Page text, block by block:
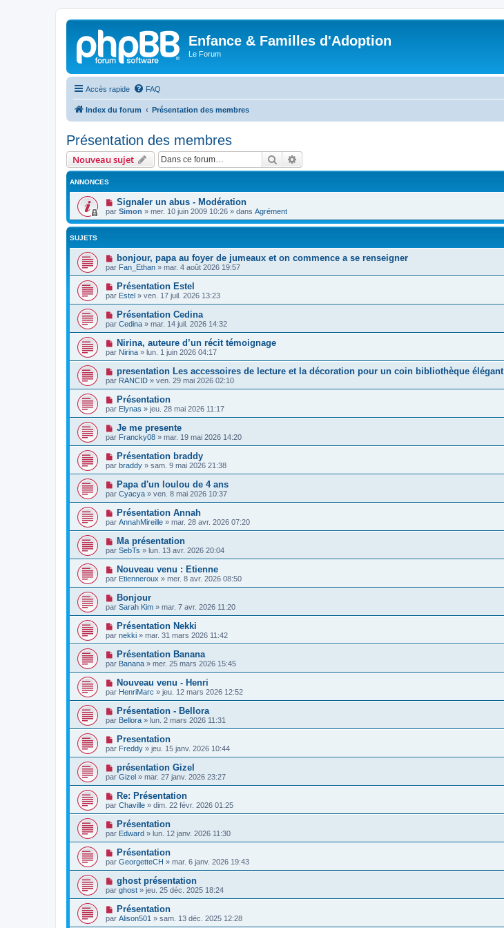
Enfance & Familles d'Adoption
Le Forum
Accès rapide FAQ
Index du forum Présentation des membres
Présentation des membres
Nouveau sujet Rechercher
ANNONCES
Signaler un abus - Modération
par Simon » mer. 10 juin 2009 10:26 » dans Agrément
SUJETS
bonjour, papa au foyer de jumeaux et on commence a se renseigner
par Fan_Ethan » mar. 4 août 2026 19:57
Présentation Estel
par Estel » ven. 17 juil. 2026 13:23
Présentation Cedina
par Cedina » mar. 14 juil. 2026 14:32
Nirina, auteure d’un récit témoignage
par Nirina » lun. 1 juin 2026 04:17
presentation Les accessoires de lecture et la décoration pour un coin bibliothèque élégant
par RANCID » ven. 29 mai 2026 02:10
Présentation
par Elynas » jeu. 28 mai 2026 11:17
Je me presente
par Francky08 » mar. 19 mai 2026 14:20
Présentation braddy
par braddy » sam. 9 mai 2026 21:38
Papa d'un loulou de 4 ans
par Cyacya » ven. 8 mai 2026 10:37
Présentation Annah
par AnnahMireille » mar. 28 avr. 2026 07:20
Ma présentation
par SebTs » lun. 13 avr. 2026 20:04
Nouveau venu : Etienne
par Etienneroux » mer. 8 avr. 2026 08:50
Bonjour
par Sarah Kim » mar. 7 avr. 2026 11:20
Présentation Nekki
par nekki » mar. 31 mars 2026 11:42
Présentation Banana
par Banana » mer. 25 mars 2026 15:45
Nouveau venu - Henri
par HenriMarc » jeu. 12 mars 2026 12:52
Présentation - Bellora
par Bellora » lun. 2 mars 2026 11:31
Presentation
par Freddy » jeu. 15 janv. 2026 10:44
présentation Gizel
par Gizel » mar. 27 janv. 2026 23:27
Re: Présentation
par Chaville » dim. 22 févr. 2026 01:25
Présentation
par Edward » lun. 12 janv. 2026 11:30
Présentation
par GeorgetteCH » mar. 6 janv. 2026 19:43
ghost présentation
par ghost » jeu. 25 déc. 2025 18:24
Présentation
par Alison501 » sam. 13 déc. 2025 12:28